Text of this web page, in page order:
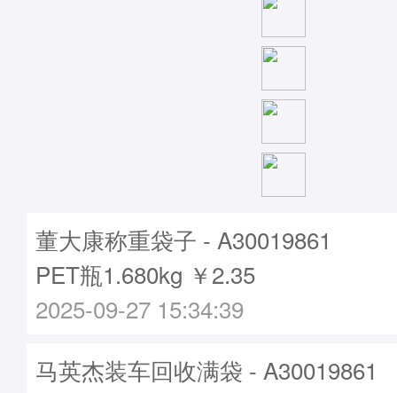
董大康称重袋子 - A30019861
PET瓶1.680kg ￥2.35
2025-09-27 15:34:39
马英杰装车回收满袋 - A30019861